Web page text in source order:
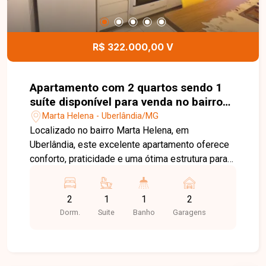
anúncio fique completo, é necessário incluir o
nome do bairro no título e no primeiro parágrafo.
R$ 322.000,00 V
Apartamento com 2 quartos sendo 1
suíte disponível para venda no bairro
Marta Helena em Uberlândia-MG
Marta Helena - Uberlândia/MG
Localizado no bairro Marta Helena, em
Uberlândia, este excelente apartamento oferece
conforto, praticidade e uma ótima estrutura para
com fácil acesso a diversos pontos da cidade,
além de estar próxima a comércios, serviços e
conveniências que facilitam o dia a dia. Com
2
Dorm.
1
Suite
1
Banho
2
Garagens